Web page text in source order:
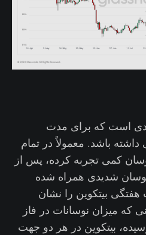
است که برای مدت
باشد. معمولاً در تمام
کمی تجربه کرده، پس از
شدیدی همراه شده
بیتکوین را نشان
که میزان نوسانات در فاز
۲۸ درصد رسیده، بیتکوین در هر دو جهت